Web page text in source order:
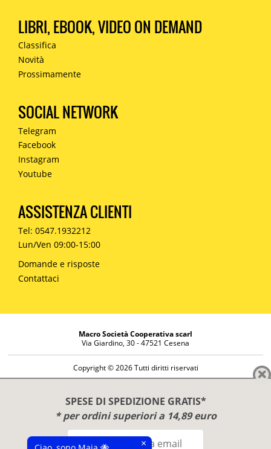
SPESE DI SPEDIZIONE GRATIS*
* per ordini superiori a 14,89 euro
LIBRI, EBOOK, VIDEO ON DEMAND
Classifica
Novità
Prossimamente
SOCIAL NETWORK
Telegram
Facebook
Instagram
Youtube
ASSISTENZA CLIENTI
Tel: 0547.1932212
Lun/Ven 09:00-15:00
Domande e risposte
Contattaci
Macro Società Cooperativa scarl
Via Giardino, 30 - 47521 Cesena
Copyright © 2026 Tutti diritti riservati
Diritto di reso
Privacy Policy
×